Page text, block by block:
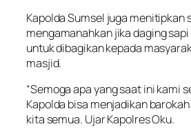
Kapolda Sumsel juga menitipkan
mengamanahkan jika daging
untuk dibagikan kepada
masjid.
“Semoga apa yang saat ini kami
Kapolda bisa menjadikan
kita semua. Ujar Kapolres Oku.